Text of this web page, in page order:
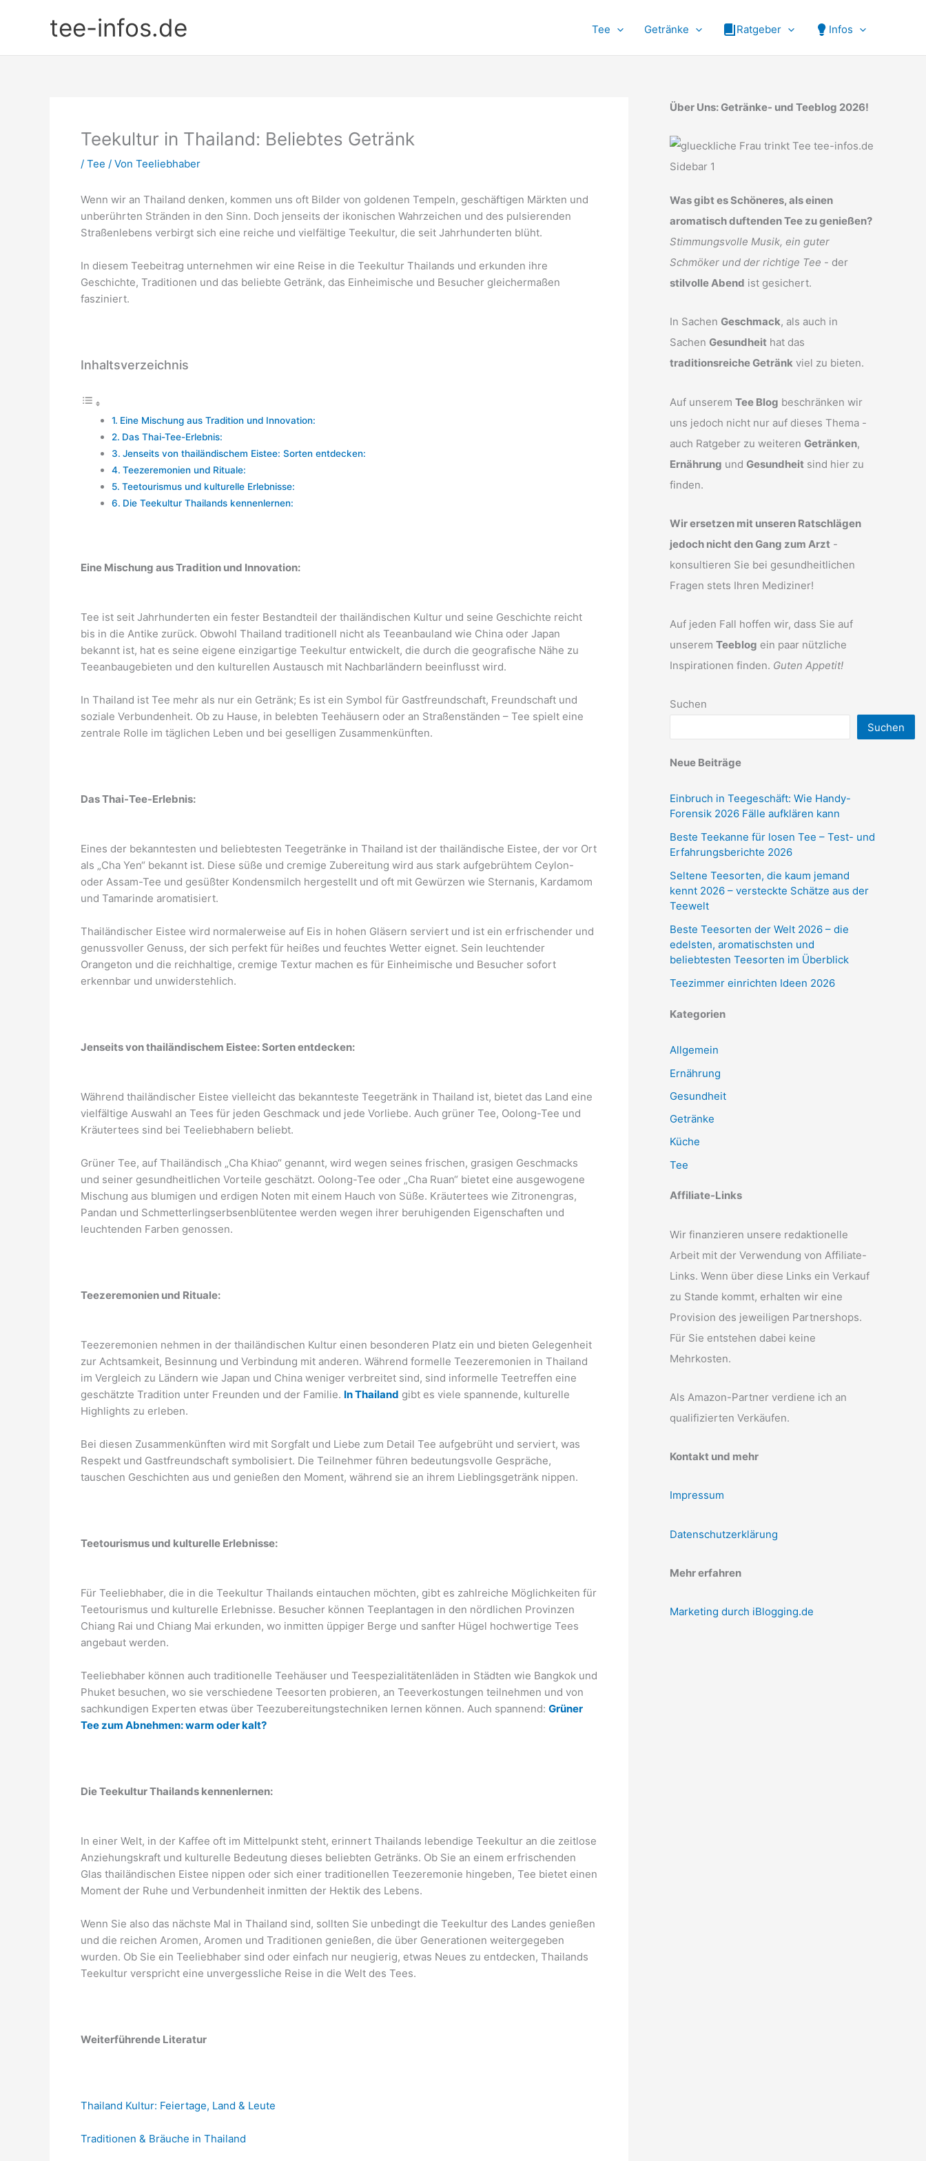
tee-infos.de Tee Getränke Ratgeber Infos
Teekultur in Thailand: Beliebtes Getränk
/ Tee / Von Teeliebhaber
Wenn wir an Thailand denken, kommen uns oft Bilder von goldenen Tempeln, geschäftigen Märkten und
unberührten Stränden in den Sinn. Doch jenseits der ikonischen Wahrzeichen und des pulsierenden
Straßenlebens verbirgt sich eine reiche und vielfältige Teekultur, die seit Jahrhunderten blüht.
In diesem Teebeitrag unternehmen wir eine Reise in die Teekultur Thailands und erkunden ihre
Geschichte, Traditionen und das beliebte Getränk, das Einheimische und Besucher gleichermaßen
fasziniert.
Inhaltsverzeichnis
Eine Mischung aus Tradition und Innovation:
Das Thai-Tee-Erlebnis:
Jenseits von thailändischem Eistee: Sorten entdecken:
Teezeremonien und Rituale:
Teetourismus und kulturelle Erlebnisse:
Die Teekultur Thailands kennenlernen:
Eine Mischung aus Tradition und Innovation:
Tee ist seit Jahrhunderten ein fester Bestandteil der thailändischen Kultur und seine Geschichte reicht
bis in die Antike zurück. Obwohl Thailand traditionell nicht als Teeanbauland wie China oder Japan
bekannt ist, hat es seine eigene einzigartige Teekultur entwickelt, die durch die geografische Nähe zu
Teeanbaugebieten und den kulturellen Austausch mit Nachbarländern beeinflusst wird.
In Thailand ist Tee mehr als nur ein Getränk; Es ist ein Symbol für Gastfreundschaft, Freundschaft und
soziale Verbundenheit. Ob zu Hause, in belebten Teehäusern oder an Straßenständen – Tee spielt eine
zentrale Rolle im täglichen Leben und bei geselligen Zusammenkünften.
Das Thai-Tee-Erlebnis:
Eines der bekanntesten und beliebtesten Teegetränke in Thailand ist der thailändische Eistee, der vor Ort
als „Cha Yen“ bekannt ist. Diese süße und cremige Zubereitung wird aus stark aufgebrühtem Ceylon-
oder Assam-Tee und gesüßter Kondensmilch hergestellt und oft mit Gewürzen wie Sternanis, Kardamom
und Tamarinde aromatisiert.
Thailändischer Eistee wird normalerweise auf Eis in hohen Gläsern serviert und ist ein erfrischender und
genussvoller Genuss, der sich perfekt für heißes und feuchtes Wetter eignet. Sein leuchtender
Orangeton und die reichhaltige, cremige Textur machen es für Einheimische und Besucher sofort
erkennbar und unwiderstehlich.
Jenseits von thailändischem Eistee: Sorten entdecken:
Während thailändischer Eistee vielleicht das bekannteste Teegetränk in Thailand ist, bietet das Land eine
vielfältige Auswahl an Tees für jeden Geschmack und jede Vorliebe. Auch grüner Tee, Oolong-Tee und
Kräutertees sind bei Teeliebhabern beliebt.
Grüner Tee, auf Thailändisch „Cha Khiao“ genannt, wird wegen seines frischen, grasigen Geschmacks
und seiner gesundheitlichen Vorteile geschätzt. Oolong-Tee oder „Cha Ruan“ bietet eine ausgewogene
Mischung aus blumigen und erdigen Noten mit einem Hauch von Süße. Kräutertees wie Zitronengras,
Pandan und Schmetterlingserbsenblütentee werden wegen ihrer beruhigenden Eigenschaften und
leuchtenden Farben genossen.
Teezeremonien und Rituale:
Teezeremonien nehmen in der thailändischen Kultur einen besonderen Platz ein und bieten Gelegenheit
zur Achtsamkeit, Besinnung und Verbindung mit anderen. Während formelle Teezeremonien in Thailand
im Vergleich zu Ländern wie Japan und China weniger verbreitet sind, sind informelle Teetreffen eine
geschätzte Tradition unter Freunden und der Familie. In Thailand gibt es viele spannende, kulturelle
Highlights zu erleben.
Bei diesen Zusammenkünften wird mit Sorgfalt und Liebe zum Detail Tee aufgebrüht und serviert, was
Respekt und Gastfreundschaft symbolisiert. Die Teilnehmer führen bedeutungsvolle Gespräche,
tauschen Geschichten aus und genießen den Moment, während sie an ihrem Lieblingsgetränk nippen.
Teetourismus und kulturelle Erlebnisse:
Für Teeliebhaber, die in die Teekultur Thailands eintauchen möchten, gibt es zahlreiche Möglichkeiten für
Teetourismus und kulturelle Erlebnisse. Besucher können Teeplantagen in den nördlichen Provinzen
Chiang Rai und Chiang Mai erkunden, wo inmitten üppiger Berge und sanfter Hügel hochwertige Tees
angebaut werden.
Teeliebhaber können auch traditionelle Teehäuser und Teespezialitätenläden in Städten wie Bangkok und
Phuket besuchen, wo sie verschiedene Teesorten probieren, an Teeverkostungen teilnehmen und von
sachkundigen Experten etwas über Teezubereitungstechniken lernen können. Auch spannend: Grüner
Tee zum Abnehmen: warm oder kalt?
Die Teekultur Thailands kennenlernen:
In einer Welt, in der Kaffee oft im Mittelpunkt steht, erinnert Thailands lebendige Teekultur an die zeitlose
Anziehungskraft und kulturelle Bedeutung dieses beliebten Getränks. Ob Sie an einem erfrischenden
Glas thailändischen Eistee nippen oder sich einer traditionellen Teezeremonie hingeben, Tee bietet einen
Moment der Ruhe und Verbundenheit inmitten der Hektik des Lebens.
Wenn Sie also das nächste Mal in Thailand sind, sollten Sie unbedingt die Teekultur des Landes genießen
und die reichen Aromen, Aromen und Traditionen genießen, die über Generationen weitergegeben
wurden. Ob Sie ein Teeliebhaber sind oder einfach nur neugierig, etwas Neues zu entdecken, Thailands
Teekultur verspricht eine unvergessliche Reise in die Welt des Tees.
Weiterführende Literatur
Thailand Kultur: Feiertage, Land & Leute
Traditionen & Bräuche in Thailand
Über Uns: Getränke- und Teeblog 2026!
Was gibt es Schöneres, als einen
aromatisch duftenden Tee zu genießen?
Stimmungsvolle Musik, ein guter
Schmöker und der richtige Tee - der
stilvolle Abend ist gesichert.
In Sachen Geschmack, als auch in
Sachen Gesundheit hat das
traditionsreiche Getränk viel zu bieten.
Auf unserem Tee Blog beschränken wir
uns jedoch nicht nur auf dieses Thema -
auch Ratgeber zu weiteren Getränken,
Ernährung und Gesundheit sind hier zu
finden.
Wir ersetzen mit unseren Ratschlägen
jedoch nicht den Gang zum Arzt -
konsultieren Sie bei gesundheitlichen
Fragen stets Ihren Mediziner!
Auf jeden Fall hoffen wir, dass Sie auf
unserem Teeblog ein paar nützliche
Inspirationen finden. Guten Appetit!
Suchen
Suchen
Neue Beiträge
Einbruch in Teegeschäft: Wie Handy-
Forensik 2026 Fälle aufklären kann
Beste Teekanne für losen Tee – Test- und
Erfahrungsberichte 2026
Seltene Teesorten, die kaum jemand
kennt 2026 – versteckte Schätze aus der
Teewelt
Beste Teesorten der Welt 2026 – die
edelsten, aromatischsten und
beliebtesten Teesorten im Überblick
Teezimmer einrichten Ideen 2026
Kategorien
Allgemein
Ernährung
Gesundheit
Getränke
Küche
Tee
Affiliate-Links
Wir finanzieren unsere redaktionelle
Arbeit mit der Verwendung von Affiliate-
Links. Wenn über diese Links ein Verkauf
zu Stande kommt, erhalten wir eine
Provision des jeweiligen Partnershops.
Für Sie entstehen dabei keine
Mehrkosten.
Als Amazon-Partner verdiene ich an
qualifizierten Verkäufen.
Kontakt und mehr
Impressum
Datenschutzerklärung
Mehr erfahren
Marketing durch iBlogging.de